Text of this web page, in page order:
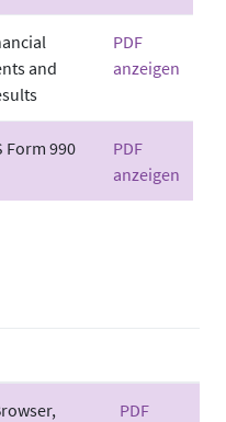
and
PDF
anzeigen
Form 990
PDF
anzeigen
PDF